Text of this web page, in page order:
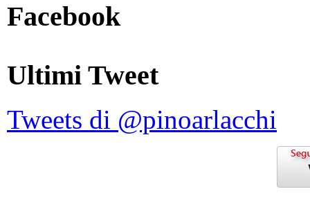
Facebook
Ultimi Tweet
Tweets di @pinoarlacchi